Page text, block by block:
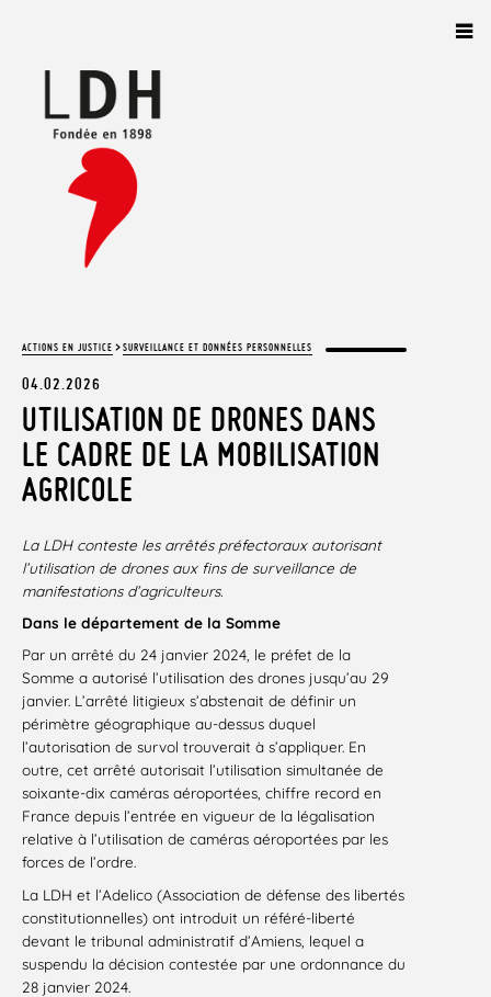
ACTIONS EN JUSTICE >SURVEILLANCE ET DONNÉES PERSONNELLES
04.02.2026
UTILISATION DE DRONES DANS
LE CADRE DE LA MOBILISATION
AGRICOLE
La LDH conteste les arrêtés préfectoraux autorisant
l’utilisation de drones aux fins de surveillance de
manifestations d’agriculteurs.
Dans le département de la Somme
Par un arrêté du 24 janvier 2024, le préfet de la
Somme a autorisé l’utilisation des drones jusqu’au 29
janvier. L’arrêté litigieux s’abstenait de définir un
périmètre géographique au-dessus duquel
l’autorisation de survol trouverait à s’appliquer. En
outre, cet arrêté autorisait l’utilisation simultanée de
soixante-dix caméras aéroportées, chiffre record en
France depuis l’entrée en vigueur de la légalisation
relative à l’utilisation de caméras aéroportées par les
forces de l’ordre.
La LDH et l’Adelico (Association de défense des libertés
constitutionnelles) ont introduit un référé-liberté
devant le tribunal administratif d’Amiens, lequel a
suspendu la décision contestée par une ordonnance du
28 janvier 2024.